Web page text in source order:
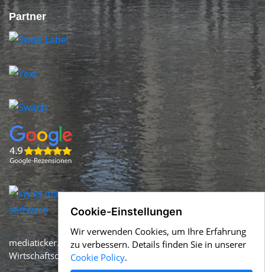
Partner
mediaticker.ch ist Teil vonhelp.swiss– Firmennews und
Wirtschaftsdaten aus der Schweiz in Echtzeit.
Cookie-Einstellungen
Wir verwenden Cookies, um Ihre Erfahrung
zu verbessern. Details finden Sie in unserer
Cookie Policy.